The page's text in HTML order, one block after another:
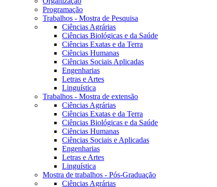
Programação
Trabalhos - Mostra de Pesquisa
Ciências Agrárias
Ciências Biológicas e da Saúde
Ciências Exatas e da Terra
Ciências Humanas
Ciências Sociais Aplicadas
Engenharias
Letras e Artes
Linguística
Trabalhos - Mostra de extensão
Ciências Agrárias
Ciências Exatas e da Terra
Ciências Biológicas e da Saúde
Ciências Humanas
Ciências Sociais e Aplicadas
Engenharias
Letras e Artes
Linguística
Mostra de trabalhos - Pós-Graduação
Ciências Agrárias